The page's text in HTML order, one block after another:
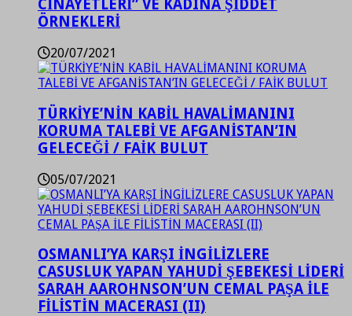
CİNAYETLERİ” VE KADINA ŞİDDET
ÖRNEKLERİ
20/07/2021
TÜRKİYE’NİN KABİL HAVALİMANINI
KORUMA TALEBİ VE AFGANİSTAN’IN
GELECEĞİ / FAİK BULUT
05/07/2021
OSMANLI’YA KARŞI İNGİLİZLERE
CASUSLUK YAPAN YAHUDİ ŞEBEKESİ LİDERİ
SARAH AAROHNSON’UN CEMAL PAŞA İLE
FİLİSTİN MACERASI (II)